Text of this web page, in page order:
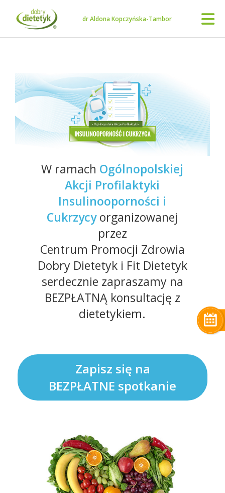
dr Aldona Kopczyńska-Tambor
W ramach Ogólnopolskiej
Akcji Profilaktyki
Insulinooporności i
Cukrzycyorganizowanej
przez
Centrum Promocji Zdrowia
Dobry Dietetyk i Fit Dietetyk
serdecznie zapraszamy na
BEZPŁATNĄ konsultację z
dietetykiem.
Zapisz się na
BEZPŁATNE spotkanie